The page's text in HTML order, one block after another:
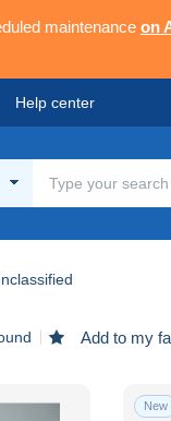
maintenance on
Help center
Add to my
New